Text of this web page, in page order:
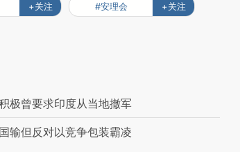
+关注 #安理会 +关注
极曾要求印度从当地撤军
输但反对以竞争包装霸凌